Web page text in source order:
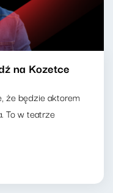
na Kozetce
że będzie aktorem
To w teatrze